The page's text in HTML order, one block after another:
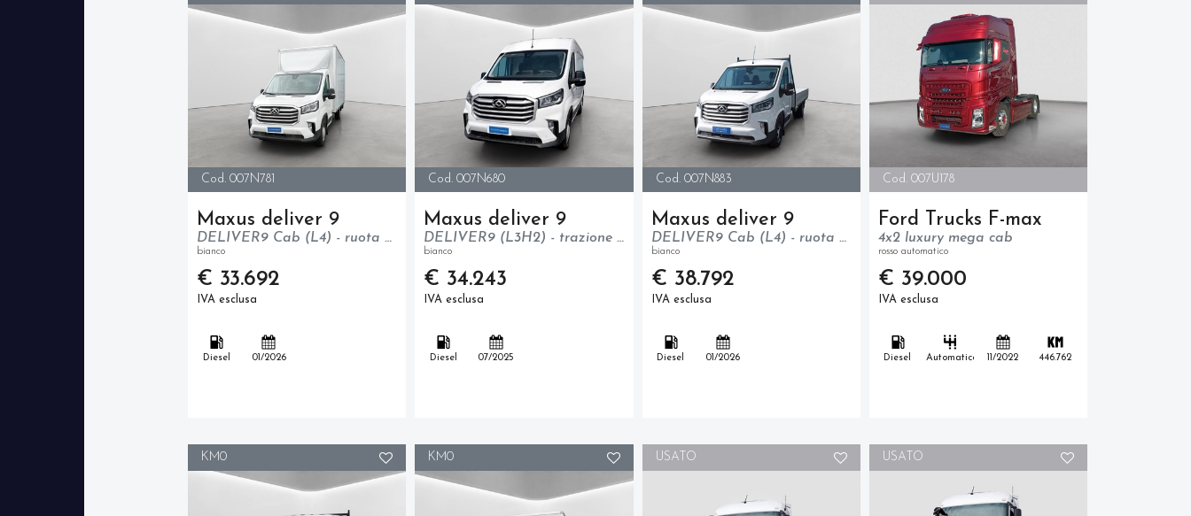
Cod. 007N781
Maxus deliver 9
DELIVER9 Cab (L4) - ruota singola - trazione posteriore - N1
bianco
€ 33.692
IVA esclusa
Diesel 01/2026
Cod. 007N680
Maxus deliver 9
DELIVER9 (L3H2) - trazione anteriore - N1
bianco
€ 34.243
IVA esclusa
Diesel 07/2025
Cod. 007N883
Maxus deliver 9
DELIVER9 Cab (L4) - ruota gemella - trazione posteriore - N1
bianco
€ 38.792
IVA esclusa
Diesel 01/2026
Cod. 007U178
Ford Trucks F-max
4x2 luxury mega cab
rosso automatico
€ 39.000
IVA esclusa
Diesel Automatico 11/2022 446.762
KM0 KM0 USATO USATO